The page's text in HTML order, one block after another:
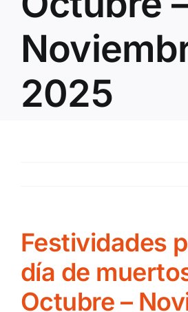
2025
Festividades
día de
Octubre –